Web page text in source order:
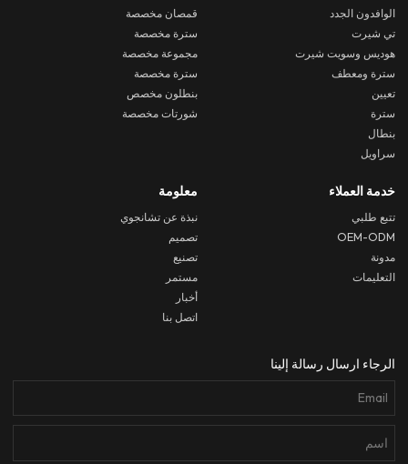
الوافدون الجدد
تي شيرت
هوديس وسويت شيرت
سترة ومعطف
تعيين
سترة
بنطال
سراويل
قمصان مخصصة
سترة مخصصة
مجموعة مخصصة
سترة مخصصة
بنطلون مخصص
شورتات مخصصة
خدمة العملاء
تتبع طلبي
OEM-ODM
مدونة
التعليمات
معلومة
نبذة عن تشانجوي
تصميم
تصنيع
مستمر
أخبار
اتصل بنا
الرجاء ارسال رسالة إلينا